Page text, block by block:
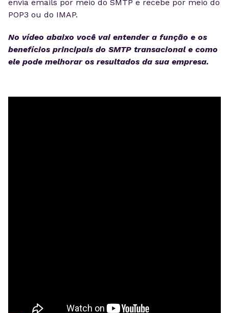
envia emails por meio do SMTP e recebe por meio do
POP3 ou do IMAP.
No vídeo abaixo você vai entender a função e os
benefícios principais do SMTP transacional e como
ele pode melhorar os resultados da sua empresa.